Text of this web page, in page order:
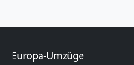
Europa-Umzüge